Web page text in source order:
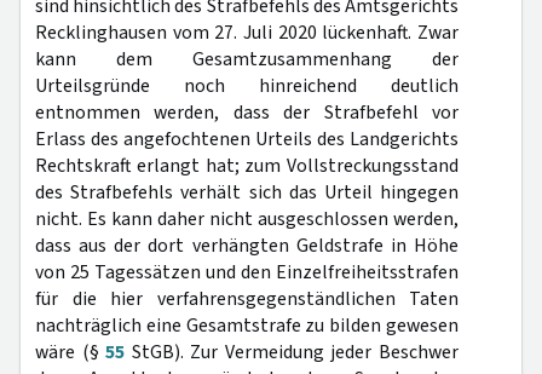
sind hinsichtlich des Strafbefehls des Amtsgerichts
Recklinghausen vom 27. Juli 2020 lückenhaft. Zwar
kann dem Gesamtzusammenhang der
Urteilsgründe noch hinreichend deutlich
entnommen werden, dass der Strafbefehl vor
Erlass des angefochtenen Urteils des Landgerichts
Rechtskraft erlangt hat; zum Vollstreckungsstand
des Strafbefehls verhält sich das Urteil hingegen
nicht. Es kann daher nicht ausgeschlossen werden,
dass aus der dort verhängten Geldstrafe in Höhe
von 25 Tagessätzen und den Einzelfreiheitsstrafen
für die hier verfahrensgegenständlichen Taten
nachträglich eine Gesamtstrafe zu bilden gewesen
wäre (§55 StGB). Zur Vermeidung jeder Beschwer